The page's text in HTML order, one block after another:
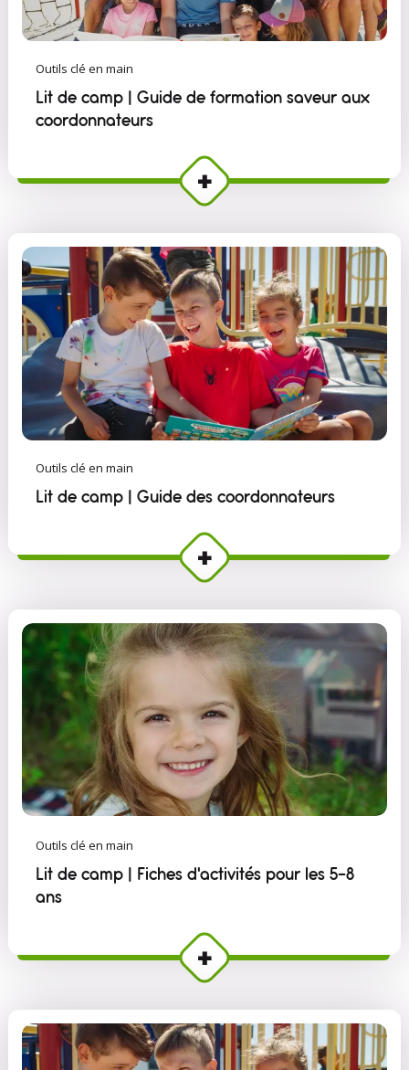
Outils clé en main
Lit de camp | Guide de formation saveur aux
coordonnateurs
Outils clé en main
Lit de camp | Guide des coordonnateurs
Outils clé en main
Lit de camp | Fiches d'activités pour les 5-8
ans